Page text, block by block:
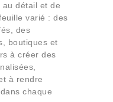
détail et de
varié : des
des
boutiques et
à créer des
à rendre
chaque